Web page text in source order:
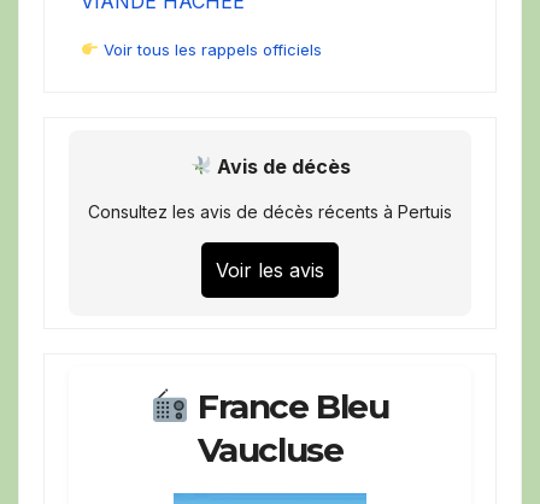
Voir tous les rappels officiels
Avis de décès
Consultez les avis de décès récents à Pertuis
Voir les avis
France Bleu
Vaucluse